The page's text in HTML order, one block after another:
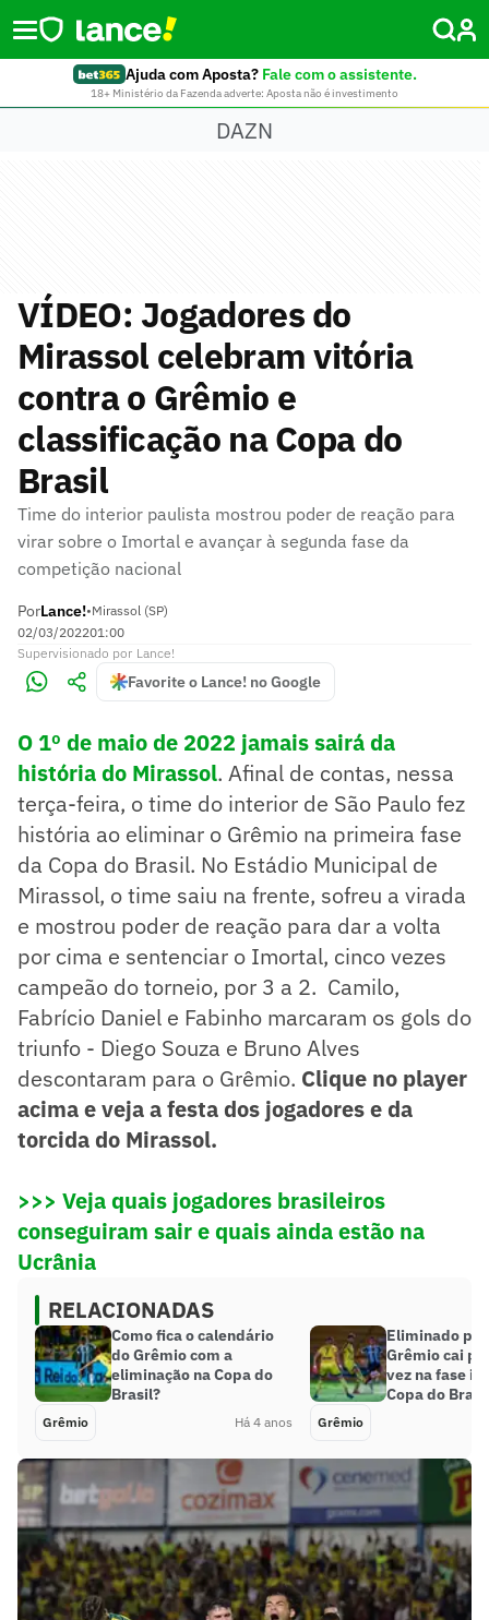
Ajuda com Aposta? Fale com o assistente.
18+ Ministério da Fazenda adverte: Aposta não é investimento
DAZN
VÍDEO: Jogadores do
Mirassol celebram vitória
contra o Grêmio e
classificação na Copa do
Brasil
Time do interior paulista mostrou poder de reação para
virar sobre o Imortal e avançar à segunda fase da
competição nacional
PorLance!•Mirassol (SP)
02/03/202201:00
Supervisionado por Lance!
Favorite o Lance! no Google
O 1º de maio de 2022 jamais sairá da
história do Mirassol. Afinal de contas, nessa
terça-feira, o time do interior de São Paulo fez
história ao eliminar o Grêmio na primeira fase
da Copa do Brasil. No Estádio Municipal de
Mirassol, o time saiu na frente, sofreu a virada
e mostrou poder de reação para dar a volta
por cima e sentenciar o Imortal, cinco vezes
campeão do torneio, por 3 a 2. Camilo,
Fabrício Daniel e Fabinho marcaram os gols do
triunfo - Diego Souza e Bruno Alves
descontaram para o Grêmio. Clique no player
acima e veja a festa dos jogadores e da
torcida do Mirassol.
>>> Veja quais jogadores brasileiros
conseguiram sair e quais ainda estão na
Ucrânia
RELACIONADAS
Como fica o calendário
do Grêmio com a
eliminação na Copa do
Brasil?
Grêmio Há 4 anos
Eliminado
Grêmio cai
vez na fase
Copa do Brasil
Grêmio